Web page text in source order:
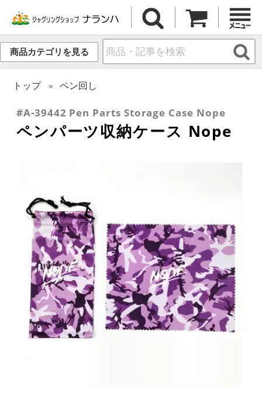
商品カテゴリを見る
トップ ペン回し
#A-39442 Pen Parts Storage Case Nope
ペンパーツ収納ケース Nope